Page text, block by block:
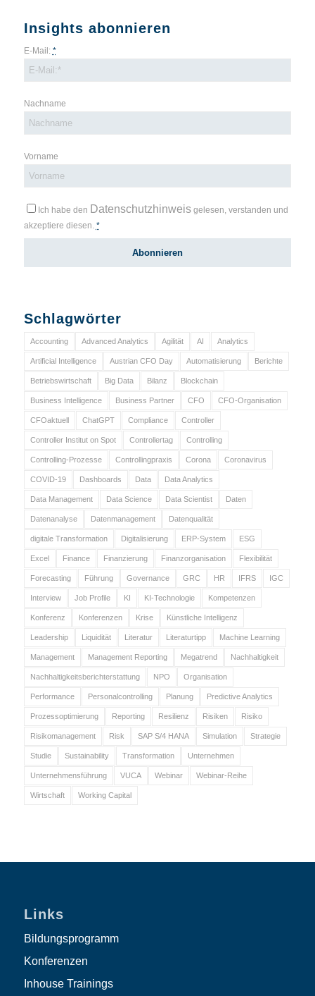
Insights abonnieren
E-Mail: *
Nachname
Vorname
Ich habe den Datenschutzhinweisgelesen, verstanden und
akzeptiere diesen. *
Schlagwörter
Accounting Advanced Analytics Agilität AI Analytics
Artificial Intelligence Austrian CFO Day Automatisierung Berichte
Betriebswirtschaft Big Data Bilanz Blockchain
Business Intelligence Business Partner CFO CFO-Organisation
CFOaktuell ChatGPT Compliance Controller
Controller Institut on Spot Controllertag Controlling
Controlling-Prozesse Controllingpraxis Corona Coronavirus
COVID-19 Dashboards Data Data Analytics
Data Management Data Science Data Scientist Daten
Datenanalyse Datenmanagement Datenqualität
digitale Transformation Digitalisierung ERP-System ESG
Excel Finance Finanzierung Finanzorganisation Flexibilität
Forecasting Führung Governance GRC HR IFRS IGC
Interview Job Profile KI KI-Technologie Kompetenzen
Konferenz Konferenzen Krise Künstliche Intelligenz
Leadership Liquidität Literatur Literaturtipp Machine Learning
Management Management Reporting Megatrend Nachhaltigkeit
Nachhaltigkeitsberichterstattung NPO Organisation
Performance Personalcontrolling Planung Predictive Analytics
Prozessoptimierung Reporting Resilienz Risiken Risiko
Risikomanagement Risk SAP S/4 HANA Simulation Strategie
Studie Sustainability Transformation Unternehmen
Unternehmensführung VUCA Webinar Webinar-Reihe
Wirtschaft Working Capital
Links
Bildungsprogramm
Konferenzen
Inhouse Trainings